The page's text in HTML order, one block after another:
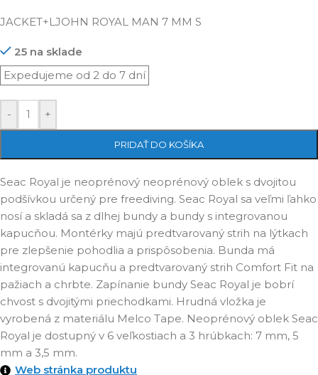
JACKET+LJOHN ROYAL MAN 7 MM S
25 na sklade
- +
PRIDAŤ DO KOŠÍKA
Seac Royal je neoprénový neoprénový oblek s dvojitou
podšívkou určený pre freediving. Seac Royal sa veľmi ľahko
nosí a skladá sa z dlhej bundy a bundy s integrovanou
kapucňou. Montérky majú predtvarovaný strih na lýtkach
pre zlepšenie pohodlia a prispôsobenia. Bunda má
integrovanú kapucňu a predtvarovaný strih Comfort Fit na
pažiach a chrbte. Zapínanie bundy Seac Royal je bobrí
chvost s dvojitými priechodkami. Hrudná vložka je
vyrobená z materiálu Melco Tape. Neoprénový oblek Seac
Royal je dostupný v 6 veľkostiach a 3 hrúbkach: 7 mm, 5
mm a 3,5 mm.
Web stránka produktu